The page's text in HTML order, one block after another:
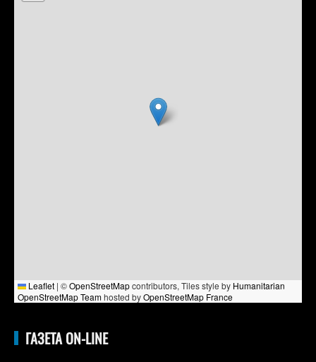
Leaflet | ©OpenStreetMapcontributors, Tiles style by Humanitarian
OpenStreetMap Teamhosted byOpenStreetMap France
ГАЗЕТА ON-LINE